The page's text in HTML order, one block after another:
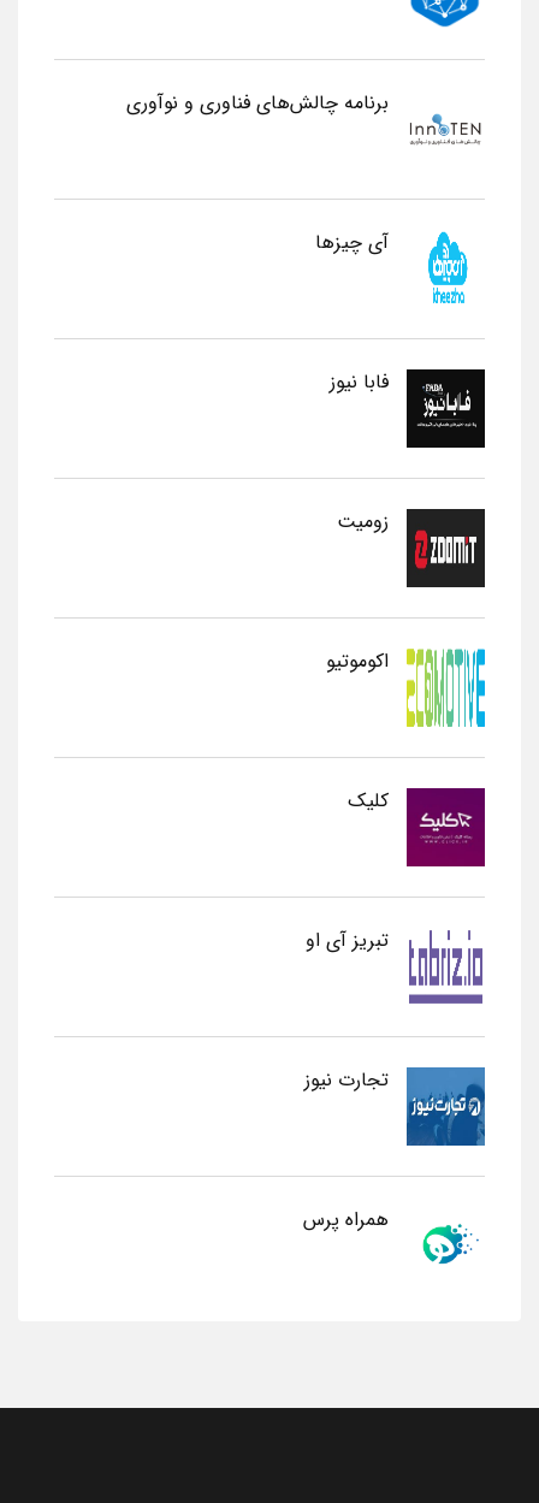
برنامه چالش‌های فناوری و نوآوری
آی چیزها
فابا نیوز
زومیت
اکوموتیو
کلیک
تبریز آی او
تجارت نیوز
همراه پرس